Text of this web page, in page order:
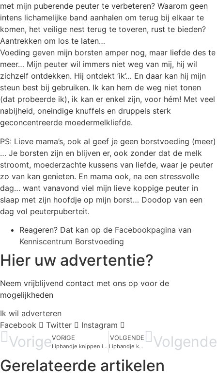
met mijn puberende peuter te verbeteren? Waarom geen
intens lichamelijke band aanhalen om terug bij elkaar te
komen, het veilige nest terug te toveren, rust te bieden?
Aantrekken om los te laten…
Voeding geven mijn borsten amper nog, maar liefde des te
meer… Mijn peuter wil immers niet weg van mij, hij wil
zichzelf ontdekken. Hij ontdekt ‘ik’… En daar kan hij mijn
steun best bij gebruiken. Ik kan hem de weg niet tonen
(dat probeerde ik), ik kan er enkel zijn, voor hém! Met veel
nabijheid, oneindige knuffels en druppels sterk
geconcentreerde moedermelkliefde.
PS: Lieve mama’s, ook al geef je geen borstvoeding (meer)
… Je borsten zijn en blijven er, ook zonder dat de melk
stroomt, moederzachte kussens van liefde, waar je peuter
zo van kan genieten. En mama ook, na een stressvolle
dag… want vanavond viel mijn lieve koppige peuter in
slaap met zijn hoofdje op mijn borst… Doodop van een
dag vol peuterpuberteit.
Reageren? Dat kan op de Facebookpagina van
Kenniscentrum Borstvoeding
Hier uw advertentie?
Neem vrijblijvend contact met ons op voor de
mogelijkheden
Ik wil adverteren
Facebook
Twitter Instagram
VorigeVORIGE
Lipbandje knippen in België
VOLGENDE
Lipbandje knippen in Nederland Volgende
Gerelateerde artikelen